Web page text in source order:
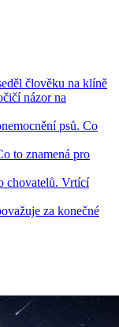
člověku na klíně
názor na
psů. Co
to znamená pro
chovatelů. Vrtící
za konečné